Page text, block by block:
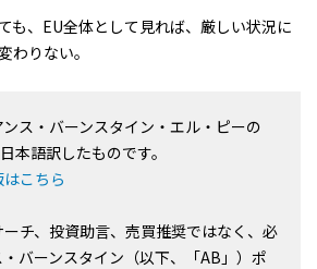
も、EU全体として見れば、厳しい状況に
わりない。
ス・バーンスタイン・エル・ピーの
本語訳したものです。
こちら
チ、投資助言、売買推奨ではなく、必
バーンスタイン（以下、「AB」）ポ